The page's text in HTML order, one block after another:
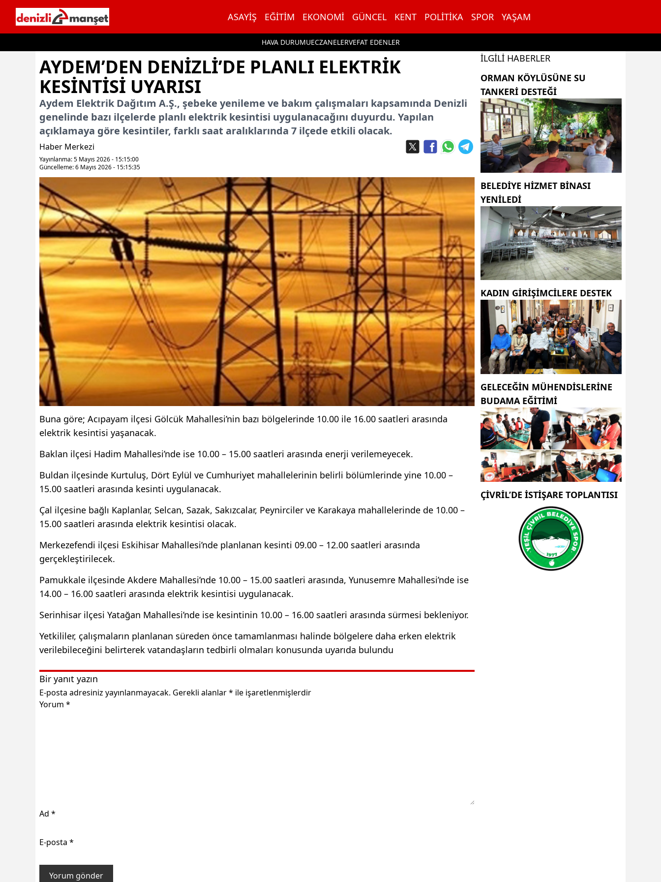
ASAYIŞ EĞITIM EKONOMI GÜNCEL KENT POLITIKA SPOR YAŞAM
HAVA DURUMUECZANELERVEFAT EDENLER
AYDEM’DEN DENIZLI’DE PLANLI ELEKTRIK
KESINTISI UYARISI
Aydem Elektrik Dağıtım A.Ş., şebeke yenileme ve bakım çalışmaları kapsamında Denizli
genelinde bazı ilçelerde planlı elektrik kesintisi uygulanacağını duyurdu. Yapılan
açıklamaya göre kesintiler, farklı saat aralıklarında 7 ilçede etkili olacak.
Haber Merkezi
Yayınlanma: 5 Mayıs 2026 - 15:15:00
Güncelleme: 6 Mayıs 2026 - 15:15:35
Buna göre; Acıpayam ilçesi Gölcük Mahallesi’nin bazı bölgelerinde 10.00 ile 16.00 saatleri arasında
elektrik kesintisi yaşanacak.
Baklan ilçesi Hadim Mahallesi’nde ise 10.00 – 15.00 saatleri arasında enerji verilemeyecek.
Buldan ilçesinde Kurtuluş, Dört Eylül ve Cumhuriyet mahallelerinin belirli bölümlerinde yine 10.00 –
15.00 saatleri arasında kesinti uygulanacak.
Çal ilçesine bağlı Kaplanlar, Selcan, Sazak, Sakızcalar, Peynirciler ve Karakaya mahallelerinde de 10.00 –
15.00 saatleri arasında elektrik kesintisi olacak.
Merkezefendi ilçesi Eskihisar Mahallesi’nde planlanan kesinti 09.00 – 12.00 saatleri arasında
gerçekleştirilecek.
Pamukkale ilçesinde Akdere Mahallesi’nde 10.00 – 15.00 saatleri arasında, Yunusemre Mahallesi’nde ise
14.00 – 16.00 saatleri arasında elektrik kesintisi uygulanacak.
Serinhisar ilçesi Yatağan Mahallesi’nde ise kesintinin 10.00 – 16.00 saatleri arasında sürmesi bekleniyor.
Yetkililer, çalışmaların planlanan süreden önce tamamlanması halinde bölgelere daha erken elektrik
verilebileceğini belirterek vatandaşların tedbirli olmaları konusunda uyarıda bulundu
Bir yanıt yazın
E-posta adresiniz yayınlanmayacak. Gerekli alanlar* ile işaretlenmişlerdir
Yorum *
Ad *
E-posta *
İLGILI HABERLER
ORMAN KÖYLÜSÜNE SU
TANKERİ DESTEĞİ
BELEDİYE HİZMET BİNASI
YENİLEDİ
KADIN GİRİŞİMCİLERE DESTEK
GELECEĞİN MÜHENDİSLERİNE
BUDAMA EĞİTİMİ
ÇİVRİL’DE İSTİŞARE TOPLANTISI